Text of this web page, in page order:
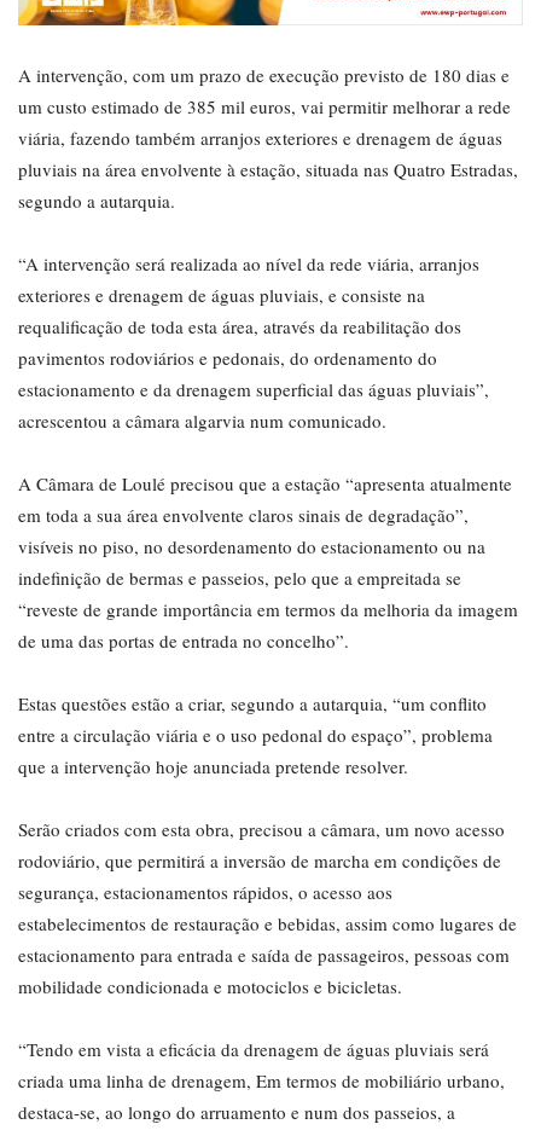
A intervenção, com um prazo de execução previsto de 180 dias e
um custo estimado de 385 mil euros, vai permitir melhorar a rede
viária, fazendo também arranjos exteriores e drenagem de águas
pluviais na área envolvente à estação, situada nas Quatro Estradas,
segundo a autarquia.
“A intervenção será realizada ao nível da rede viária, arranjos
exteriores e drenagem de águas pluviais, e consiste na
requalificação de toda esta área, através da reabilitação dos
pavimentos rodoviários e pedonais, do ordenamento do
estacionamento e da drenagem superficial das águas pluviais”,
acrescentou a câmara algarvia num comunicado.
A Câmara de Loulé precisou que a estação “apresenta atualmente
em toda a sua área envolvente claros sinais de degradação”,
visíveis no piso, no desordenamento do estacionamento ou na
indefinição de bermas e passeios, pelo que a empreitada se
“reveste de grande importância em termos da melhoria da imagem
de uma das portas de entrada no concelho”.
Estas questões estão a criar, segundo a autarquia, “um conflito
entre a circulação viária e o uso pedonal do espaço”, problema
que a intervenção hoje anunciada pretende resolver.
Serão criados com esta obra, precisou a câmara, um novo acesso
rodoviário, que permitirá a inversão de marcha em condições de
segurança, estacionamentos rápidos, o acesso aos
estabelecimentos de restauração e bebidas, assim como lugares de
estacionamento para entrada e saída de passageiros, pessoas com
mobilidade condicionada e motociclos e bicicletas.
“Tendo em vista a eficácia da drenagem de águas pluviais será
criada uma linha de drenagem, Em termos de mobiliário urbano,
destaca-se, ao longo do arruamento e num dos passeios, a